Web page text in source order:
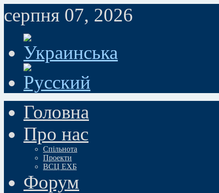
серпня 07, 2026
Головна
Про нас
Спільнота
Проекти
ВСЦ ЕХБ
Форум